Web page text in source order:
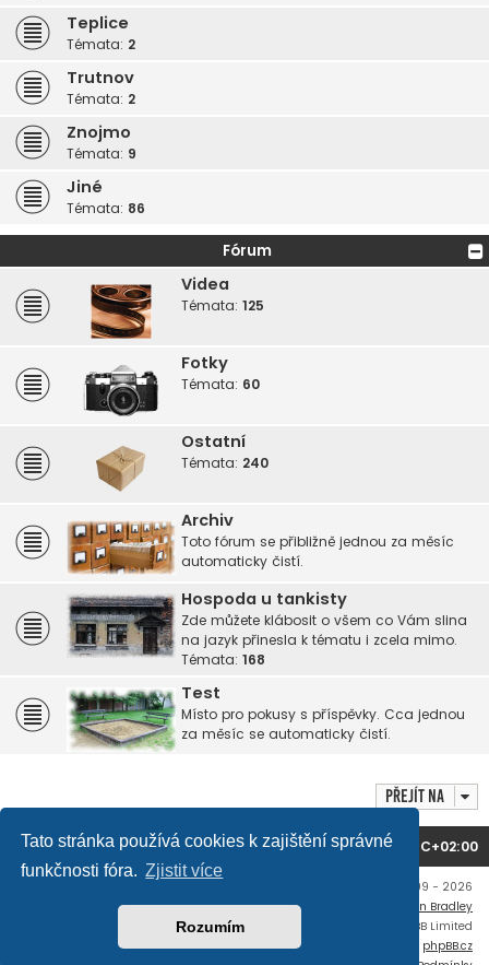
Tato stránka používá cookies k zajištění správné
funkčnosti fóra. Zjistit více
Rozumím
Teplice
Témata: 2
Trutnov
Témata: 2
Znojmo
Témata: 9
Jiné
Témata: 86
Fórum
Videa
Témata: 125
Fotky
Témata: 60
Ostatní
Témata: 240
Archiv
Toto fórum se přibližně jednou za měsíc
automaticky čistí.
Hospoda u tankisty
Zde můžete klábosit o všem co Vám slina
na jazyk přinesla k tématu i zcela mimo.
Témata: 168
Test
Místo pro pokusy s příspěvky. Cca jednou
za měsíc se automaticky čistí.
Přejít na
Domů Obsah fóra Všechny časy jsou v UTC+02:00
Copyright © mujtank.cz 2009 - 2026
Ian Bradley
Založeno naphpBB
® Forum Software © phpBB Limited
phpBB.cz